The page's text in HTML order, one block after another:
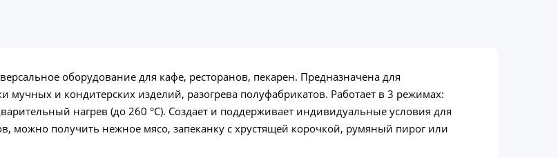
оборудование для кафе, ресторанов, пекарен. Предназначена для
мучных и кондитерских изделий, разогрева полуфабрикатов. Работает в 3 режимах:
нагрев (до 260 °C). Создает и поддерживает индивидуальные условия для
можно получить нежное мясо, запеканку с хрустящей корочкой, румяный пирог или